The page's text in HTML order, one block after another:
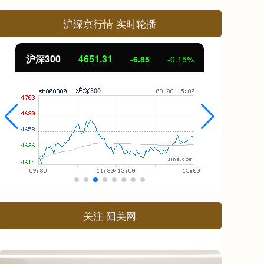
沪深京行情 实时轮播
北证50 1122.88 3.42 0.30%
关注 阳美网